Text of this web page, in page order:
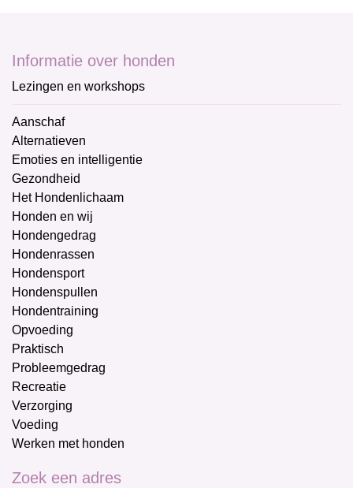
Informatie over honden
Lezingen en workshops
Aanschaf
Alternatieven
Emoties en intelligentie
Gezondheid
Het Hondenlichaam
Honden en wij
Hondengedrag
Hondenrassen
Hondensport
Hondenspullen
Hondentraining
Opvoeding
Praktisch
Probleemgedrag
Recreatie
Verzorging
Voeding
Werken met honden
Zoek een adres